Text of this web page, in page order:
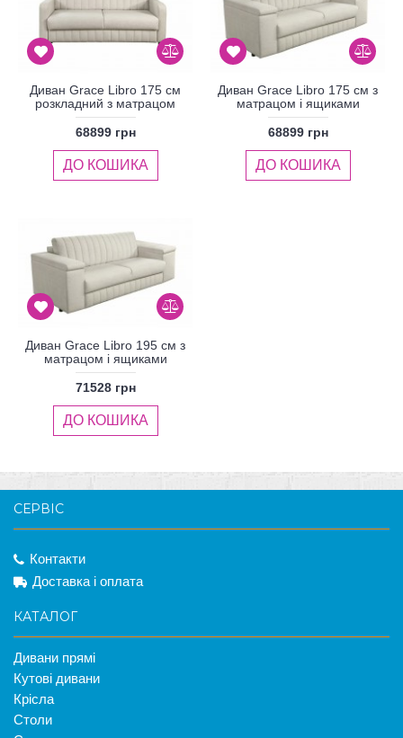
Диван Grace Libro 175 см
розкладний з матрацом
68899 грн
ДО КОШИКА
Диван Grace Libro 175 см з
матрацом і ящиками
68899 грн
ДО КОШИКА
Диван Grace Libro 195 см з
матрацом і ящиками
71528 грн
ДО КОШИКА
СЕРВІС
Контакти
Доставка і оплата
КАТАЛОГ
Дивани прямі
Кутові дивани
Крісла
Столи